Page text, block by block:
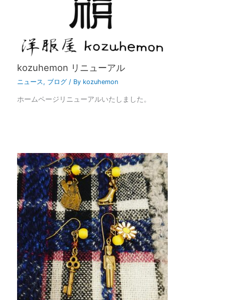
kozuhemon リニューアル
ニュース , ブログ / By kozuhemon
ホームページリニューアルいたしました。